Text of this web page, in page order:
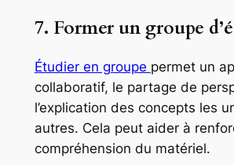
7. Former un groupe
Étudier en groupe permet un
collaboratif, le partage de
l’explication des concepts les
autres. Cela peut aider à
compréhension du matériel.